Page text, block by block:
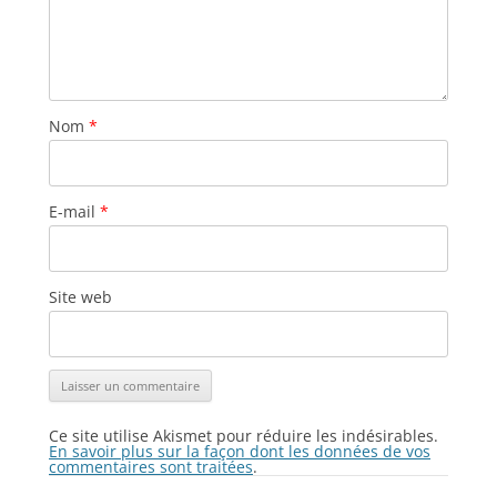
Nom *
E-mail *
Site web
Ce site utilise Akismet pour réduire les indésirables.
En savoir plus sur la façon dont les données de vos
commentaires sont traitées.